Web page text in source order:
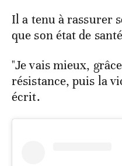
Il a tenu à rassurer
que son état de
"Je vais mieux,
résistance, puis la
écrit.